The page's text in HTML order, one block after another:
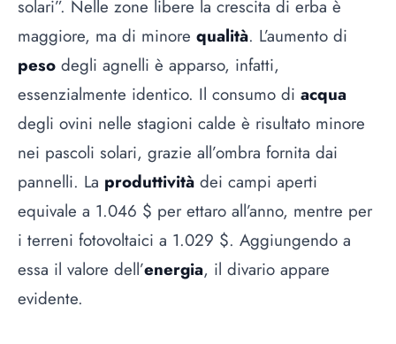
solari”. Nelle zone libere la crescita di erba è
maggiore, ma di minore qualità. L’aumento di
peso degli agnelli è apparso, infatti,
essenzialmente identico. Il consumo di acqua
degli ovini nelle stagioni calde è risultato minore
nei pascoli solari, grazie all’ombra fornita dai
pannelli. La produttività dei campi aperti
equivale a 1.046 $ per ettaro all’anno, mentre per
i terreni fotovoltaici a 1.029 $. Aggiungendo a
essa il valore dell’energia, il divario appare
evidente.